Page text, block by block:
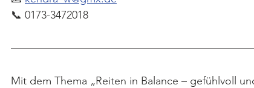
📞 0173-3472018
Mit dem Thema „Reiten in Balance – gefühlvoll